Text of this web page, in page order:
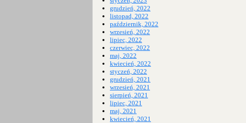
grudzień, 2022
listopad, 2022
październik, 2022
wrzesień, 2022
lipiec, 2022
czerwiec, 2022
maj, 2022
kwiecień, 2022
styczeń, 2022
grudzień, 2021
wrzesień, 2021
sierpień, 2021
lipiec, 2021
maj, 2021
kwiecień, 2021